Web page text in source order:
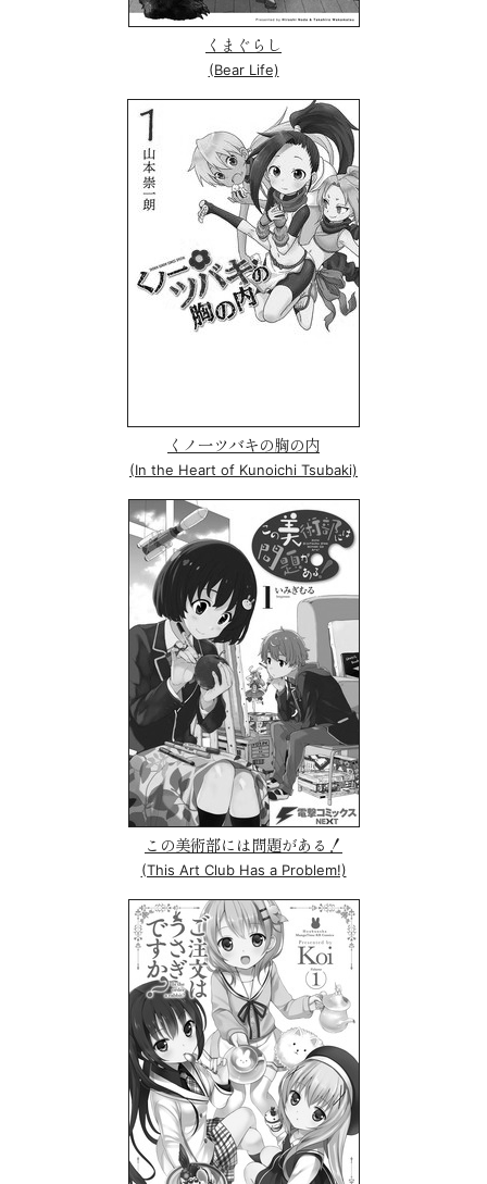
くまぐらし
(Bear Life)
くノ一ツバキの胸の内
(In the Heart of Kunoichi Tsubaki)
この美術部には問題がある！
(This Art Club Has a Problem!)